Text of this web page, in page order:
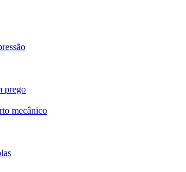
prego
mecânico